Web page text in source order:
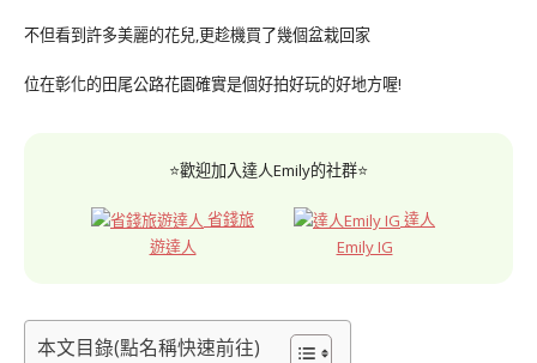
不但看到許多美麗的花兒,更趁機買了幾個盆栽回家
位在彰化的田尾公路花園確實是個好拍好玩的好地方喔!
⭐歡迎加入達人Emily的社群⭐
省錢旅
遊達人
達人
Emily IG
本文目錄(點名稱快速前往)